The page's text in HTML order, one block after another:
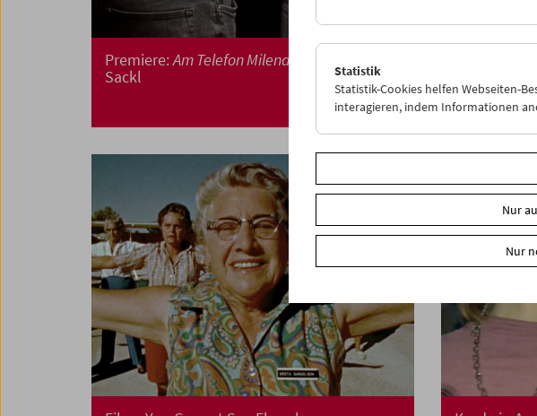
Premiere:Am Telefon Milena Fina
Sackl
Statistik
Statistik-Cookies helfen Webseiten-
interagieren, indem Informationen
Nur
Nur